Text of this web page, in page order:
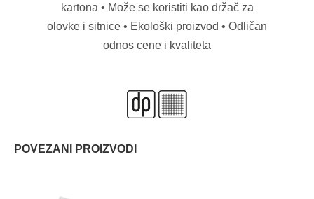
kartona • Može se koristiti kao držač za
olovke i sitnice • Ekološki proizvod • Odličan
odnos cene i kvaliteta
POVEZANI PROIZVODI